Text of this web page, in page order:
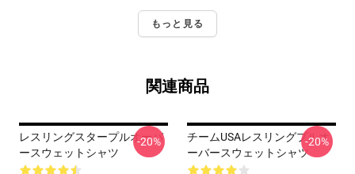
もっと見る
関連商品
レスリングスタープルオーバ
ースウェットシャツ
-20%
チームUSAレスリングプルオ
ーバースウェットシャツ
-20%